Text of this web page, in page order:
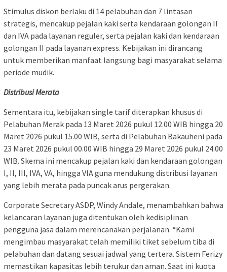
Stimulus diskon berlaku di 14 pelabuhan dan 7 lintasan
strategis, mencakup pejalan kaki serta kendaraan golongan II
dan IVA pada layanan reguler, serta pejalan kaki dan kendaraan
golongan II pada layanan express. Kebijakan ini dirancang
untuk memberikan manfaat langsung bagi masyarakat selama
periode mudik.
Distribusi Merata
Sementara itu, kebijakan single tarif diterapkan khusus di
Pelabuhan Merak pada 13 Maret 2026 pukul 12.00 WIB hingga 20
Maret 2026 pukul 15.00 WIB, serta di Pelabuhan Bakauheni pada
23 Maret 2026 pukul 00.00 WIB hingga 29 Maret 2026 pukul 24.00
WIB. Skema ini mencakup pejalan kaki dan kendaraan golongan
I, II, III, IVA, VA, hingga VIA guna mendukung distribusi layanan
yang lebih merata pada puncak arus pergerakan.
Corporate Secretary ASDP, Windy Andale, menambahkan bahwa
kelancaran layanan juga ditentukan oleh kedisiplinan
pengguna jasa dalam merencanakan perjalanan. “Kami
mengimbau masyarakat telah memiliki tiket sebelum tiba di
pelabuhan dan datang sesuai jadwal yang tertera. Sistem Ferizy
memastikan kapasitas lebih terukur dan aman. Saat ini kuota